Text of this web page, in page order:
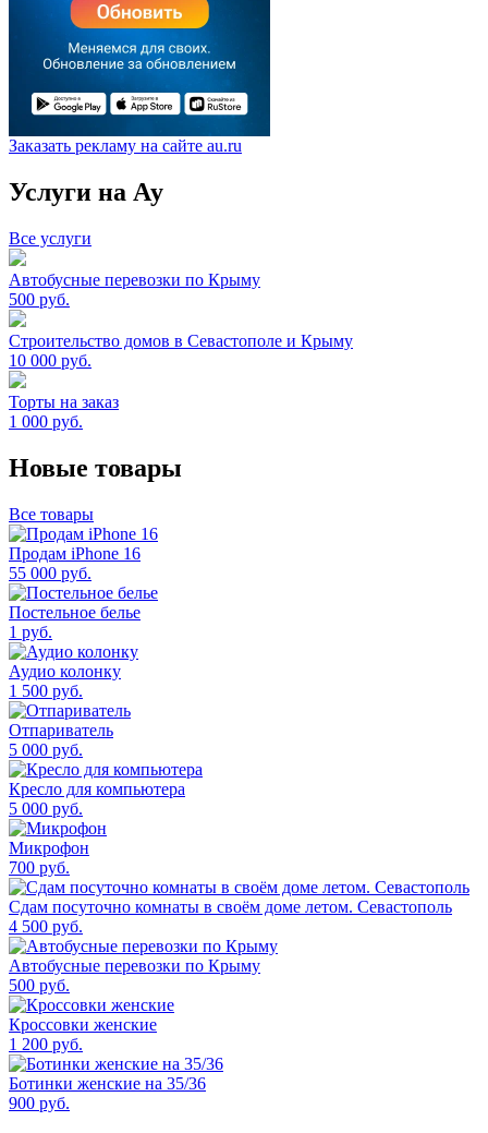
Заказать рекламу на сайте au.ru
Услуги на Ау
Все услуги
Автобусные перевозки по Крыму
500 руб.
Строительство домов в Севастополе и Крыму
10 000 руб.
Торты на заказ
1 000 руб.
Новые товары
Все товары
Продам iPhone 16
55 000 руб.
Постельное белье
1 руб.
Аудио колонку
1 500 руб.
Отпариватель
5 000 руб.
Кресло для компьютера
5 000 руб.
Микрофон
700 руб.
Сдам посуточно комнаты в своём доме летом. Севастополь
4 500 руб.
Автобусные перевозки по Крыму
500 руб.
Кроссовки женские
1 200 руб.
Ботинки женские на 35/36
900 руб.